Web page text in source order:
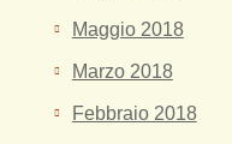
Maggio 2018
Marzo 2018
Febbraio 2018